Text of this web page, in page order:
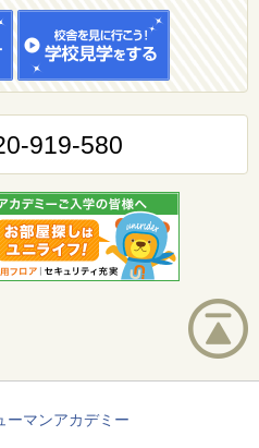
919-580
ーマンアカデミー